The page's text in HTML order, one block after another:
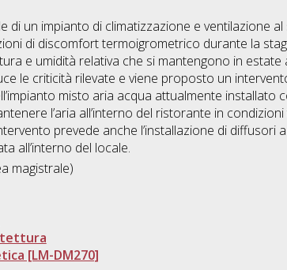
un impianto di climatizzazione e ventilazione al
di discomfort termoigrometrico durante la
e umidità relativa che si mantengono in estate
le criticità rilevate e viene proposto un
misto aria acqua attualmente installato
l’aria all’interno del ristorante in condizioni
prevede anche l’installazione di diffusori
all’interno del locale.
magistrale)
[LM-DM270]